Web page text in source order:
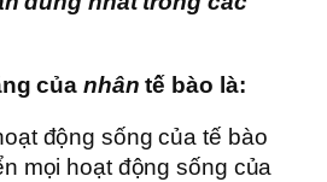
của nhân tế bào là:
động sống của tế bào
mọi hoạt động sống của